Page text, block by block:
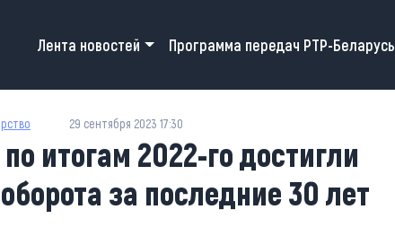
Main navigation
Лента новостей Программа передач РТР-Беларусь
29 сентября 2023 17:30
итогам 2022-го достигли
за последние 30 лет